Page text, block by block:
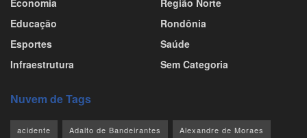
Educação
Esportes
Infraestrutura
Rondônia
Saúde
Sem Categoria
Nuvem de Tags
acidente Adalto de Bandeirantes Alexandre de Moraes